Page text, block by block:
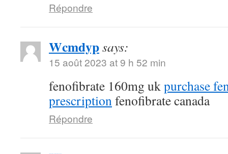
Répondre
Wcmdypsays:
15 août 2023 at 9 h 52 min
fenofibrate 160mg ukpurchase
prescriptionfenofibrate canada
Répondre